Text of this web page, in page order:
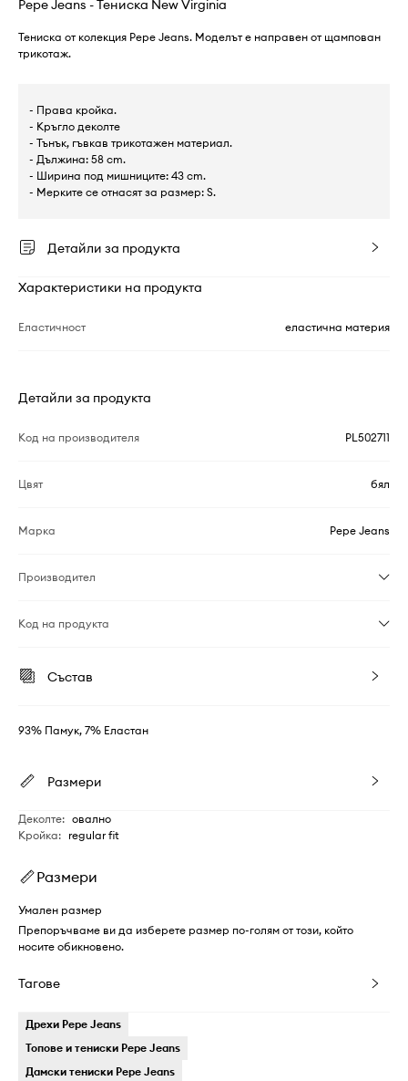
Pepe Jeans - Тениска New Virginia
Тениска от колекция Pepe Jeans. Моделът е направен от щампован
трикотаж.
- Права кройка.
- Кръгло деколте
- Тънък, гъвкав трикотажен материал.
- Дължина: 58 cm.
- Ширина под мишниците: 43 cm.
- Мерките се отнасят за размер: S.
Детайли за продукта
Характеристики на продукта
Еластичност еластична материя
Детайли за продукта
Код на производителя PL502711
Цвят бял
Марка Pepe Jeans
Производител
Код на продукта
Състав
93% Памук, 7% Еластан
Размери
Деколте: овално
Кройка: regular fit
Размери
Умален размер
Препоръчваме ви да изберете размер по-голям от този, който
носите обикновено.
Тагове
Дрехи Pepe Jeans
Топове и тениски Pepe Jeans
Дамски тениски Pepe Jeans